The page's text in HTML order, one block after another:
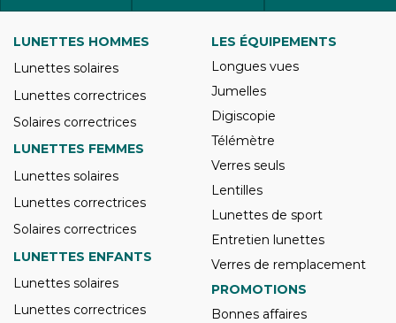
LUNETTES HOMMES
Lunettes solaires
Lunettes correctrices
Solaires correctrices
LUNETTES FEMMES
Lunettes solaires
Lunettes correctrices
Solaires correctrices
LUNETTES ENFANTS
Lunettes solaires
Lunettes correctrices
LES ÉQUIPEMENTS
Longues vues
Jumelles
Digiscopie
Télémètre
Verres seuls
Lentilles
Lunettes de sport
Entretien lunettes
Verres de remplacement
PROMOTIONS
Bonnes affaires